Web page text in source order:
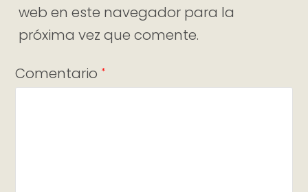
web en este navegador para la
próxima vez que comente.
Comentario *